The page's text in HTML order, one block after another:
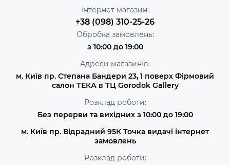
Інтернет магазин:
+38 (098) 310-25-26
Обробка замовлень:
з 10:00 до 19:00
Адреси магазинів:
м. Київ пр. Степана Бандери 23, 1 поверх Фірмовий
салон ТЕКА в ТЦ Gorodok Gallery
Розклад роботи:
Без перерви та вихідних з 10:00 до 19:00
м. Київ пр. Відрадний 95К Точка видачі інтернет
замовлень
Розклад роботи: